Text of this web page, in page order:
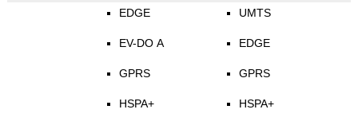
EDGE
EV-DO A
GPRS
HSPA+
UMTS
EDGE
GPRS
HSPA+